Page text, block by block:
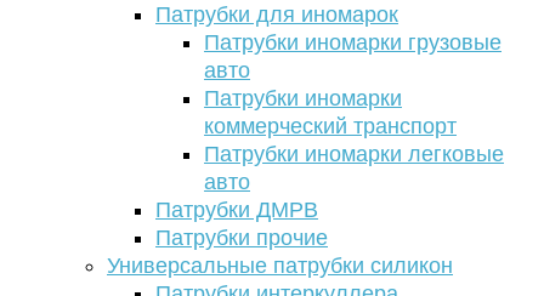
Патрубки для иномарок
Патрубки иномарки грузовые
авто
Патрубки иномарки
коммерческий транспорт
Патрубки иномарки легковые
авто
Патрубки ДМРВ
Патрубки прочие
Универсальные патрубки силикон